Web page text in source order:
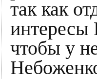
так как
интересы
чтобы у